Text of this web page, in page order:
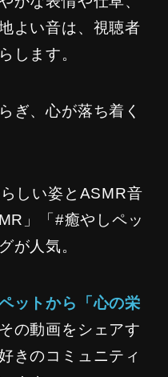
よい音は、視聴者
します。
ぎ、心が落ち着く
しい姿とASMR音
」「#癒やしペッ
が人気。
ットから「心の栄
の動画をシェアす
きのコミュニティ